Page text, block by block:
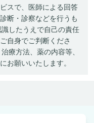
スで、医師による回答
断・診察などを行うも
したうえで自己の責任
自身でご判断くださ
療方法、薬の内容等、
お願いいたします。